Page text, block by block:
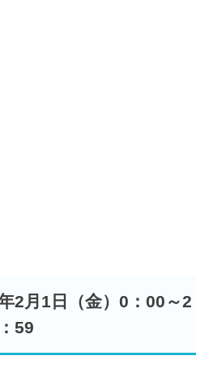
2月1日（金）0：00～2
59